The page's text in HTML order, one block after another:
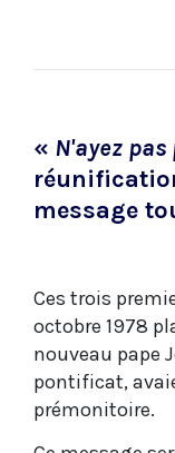
« N'ayez pas
message
Ces trois
octobre 1978
nouveau pape
pontificat,
prémonitoire.